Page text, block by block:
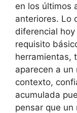
en los últimos
anteriores. Lo
diferencial
requisito
herramientas,
aparecen a un
contexto,
acumulada
pensar que